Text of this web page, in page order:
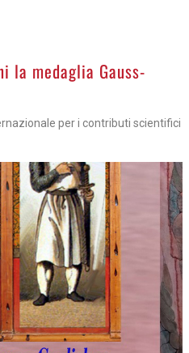
la medaglia Gauss-
per i contributi scientifici